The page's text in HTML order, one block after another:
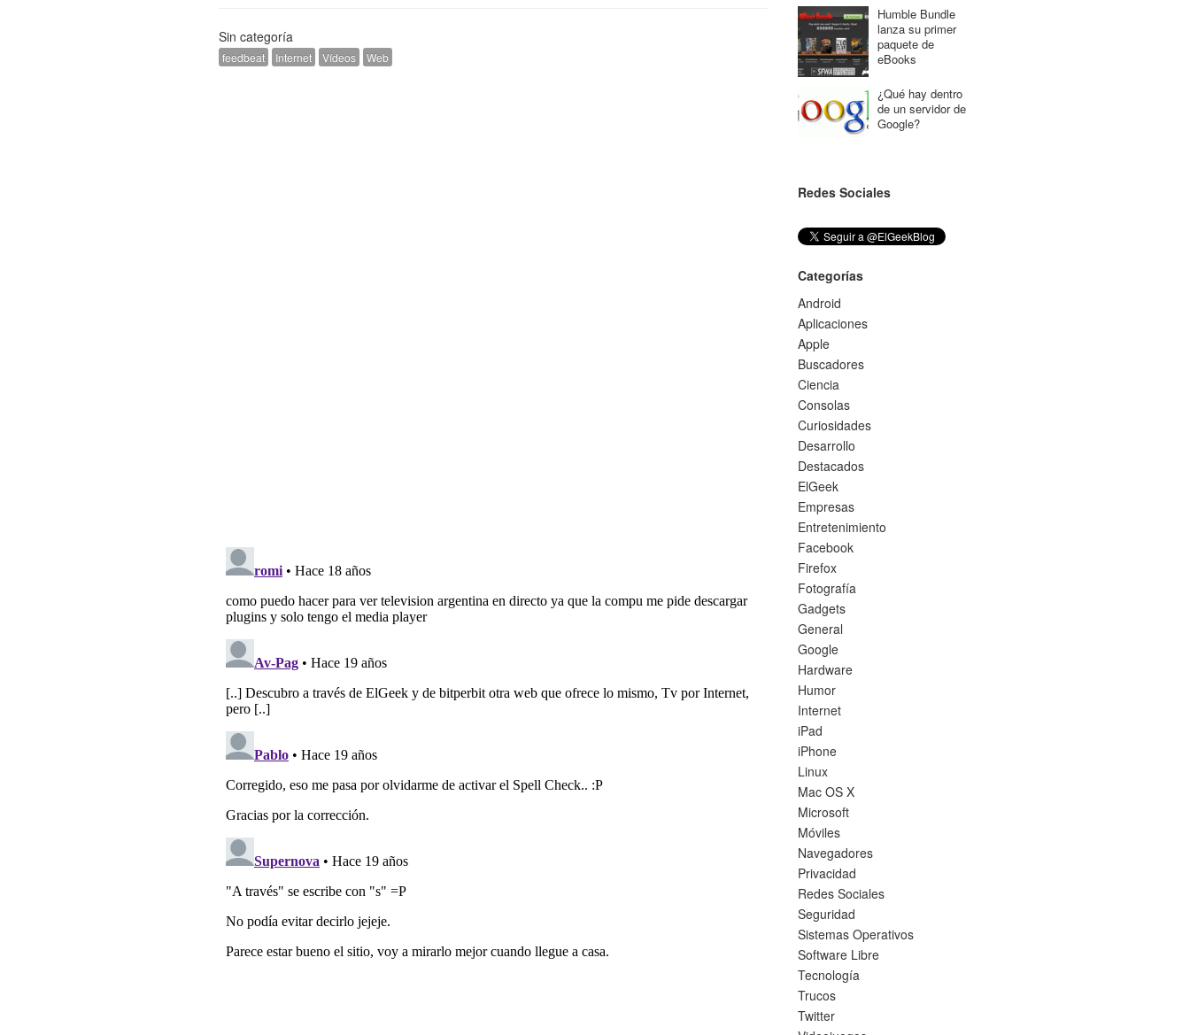
Sin categoría
feedbeat Internet Vídeos Web
Humble Bundle
lanza su primer
paquete de
eBooks
¿Qué hay dentro
de un servidor de
Google?
Redes Sociales
Categorías
Android
Aplicaciones
Apple
Buscadores
Ciencia
Consolas
Curiosidades
Desarrollo
Destacados
ElGeek
Empresas
Entretenimiento
Facebook
Firefox
Fotografía
Gadgets
General
Google
Hardware
Humor
Internet
iPad
iPhone
Linux
Mac OS X
Microsoft
Móviles
Navegadores
Privacidad
Redes Sociales
Seguridad
Sistemas Operativos
Software Libre
Tecnología
Trucos
Twitter